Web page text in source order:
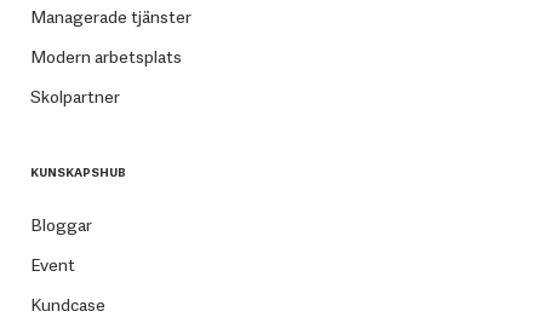
Managerade tjänster
Modern arbetsplats
Skolpartner
KUNSKAPSHUB
Bloggar
Event
Kundcase